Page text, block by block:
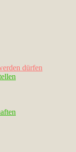
dürfen